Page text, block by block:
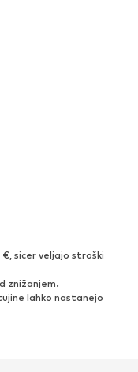
sicer veljajo stroški
znižanjem.
lahko nastanejo